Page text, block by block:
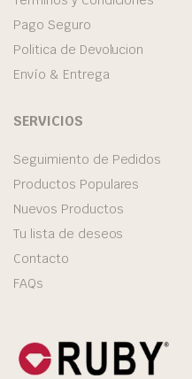
Pago Seguro
Politica de Devolucion
Envío & Entrega
SERVICIOS
Seguimiento de Pedidos
Productos Populares
Nuevos Productos
Tu lista de deseos
Contacto
FAQs